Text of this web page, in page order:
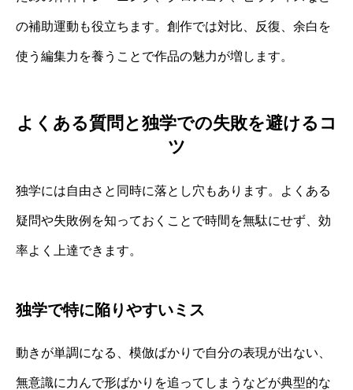
の補助運動も役立ちます。創作では対比、反復、余白を
使う編集力を養うことで作品の魅力が増します。
よくある質問と独学での失敗を避けるコ
ツ
独学には自由さと同時に落とし穴もあります。よくある
疑問や失敗例を知っておくことで時間を無駄にせず、効
率よく上達できます。
独学で特に陥りやすいミス
動きが単調になる、模倣ばかりで自分の表現が出ない、
無意識に力んで形ばかりを追ってしまうなどが典型的な